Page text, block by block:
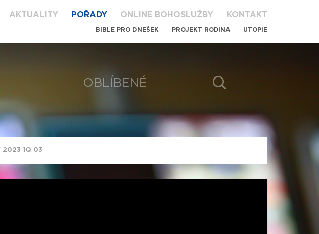
AKTUALITY POŘADY ONLINE BOHOSLUŽBY KONTAKT
BIBLE PRO DNEŠEK PROJEKT RODINA UTOPIE
OBLÍBENÉ
1Q 03